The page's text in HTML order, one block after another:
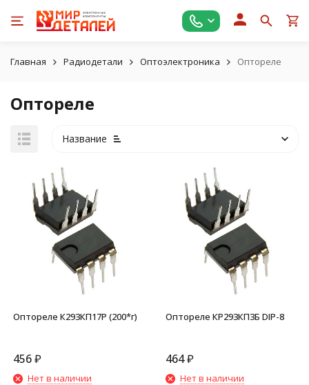
Главная Радиодетали Оптоэлектроника Оптореле
Оптореле
Название
Оптореле К293КП17Р (200*г)
456₽
Нет в наличии
Оптореле КР293КП3Б DIP-8
464₽
Нет в наличии